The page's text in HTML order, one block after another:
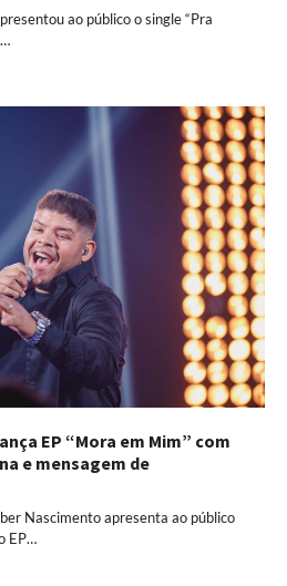
ao público o single “Pra
EP “Mora em Mim” com
e mensagem de
Nascimento apresenta ao público
EP…